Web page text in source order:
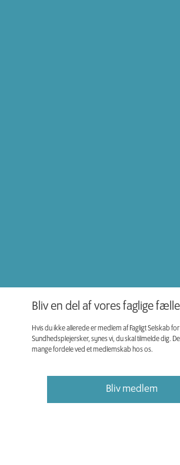
Bliv en del af vores faglige
Hvis du ikke allerede er medlem af Fagligt Selskab for
Sundhedsplejersker, synes vi, du skal tilmelde dig.
mange fordele ved et medlemskab hos os.
Bliv medlem